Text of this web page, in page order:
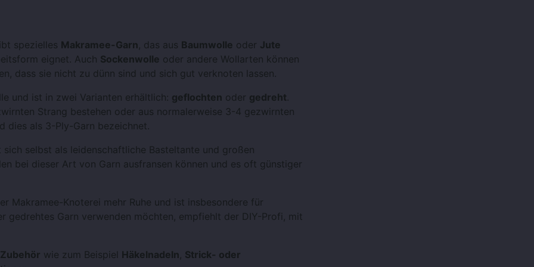
spezielles Makramee-Garn, das aus Baumwolle oder Jute
eignet. Auch Sockenwolle oder andere Wollarten können
dass sie nicht zu dünn sind und sich gut verknoten lassen.
und ist in zwei Varianten erhältlich: geflochten oder gedreht.
Strang bestehen oder aus normalerweise 3-4 gezwirnten
dies als 3-Ply-Garn bezeichnet.
selbst als leidenschaftliche Basteltante und großen
bei dieser Art von Garn ausfransen können und es oft günstiger
Makramee-Knoterei mehr Ruhe und ist insbesondere für
gedrehtes Garn verwenden möchten, empfiehlt der DIY-Profi, mit
Zubehör wie zum Beispiel Häkelnadeln, Strick- oder